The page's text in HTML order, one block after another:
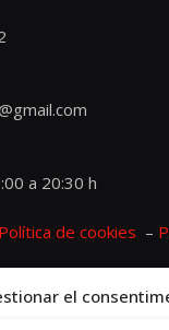
el
a 20:30 h
Política de cookies –